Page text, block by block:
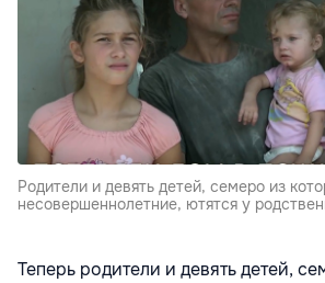
Родители и девять детей, семеро из
несовершеннолетние, ютятся у
Теперь родители и девять детей,